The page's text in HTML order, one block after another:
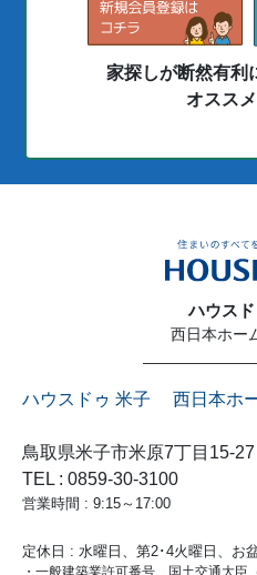
家探しが断然有利
オスス
ハウス
西日本ホー
ハウスドゥ 米子 西日本ホ
鳥取県米子市米原7丁目15-
TEL : 0859-30-3100
営業時間 : 9:15～17:00
定休日 : 水曜日、第2･4火曜日、お
・一般建築業許可番号 国土交通大臣